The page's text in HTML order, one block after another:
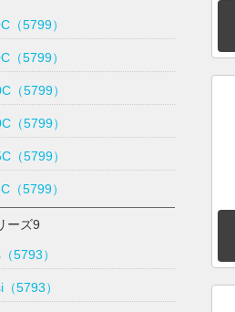
（5799）
（5799）
（5799）
（5799）
（5799）
（5799）
ーズ9
5793）
5793）